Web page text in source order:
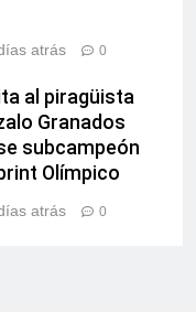
atrás 0
al piragüista
Granados
subcampeón
Olímpico
atrás 0